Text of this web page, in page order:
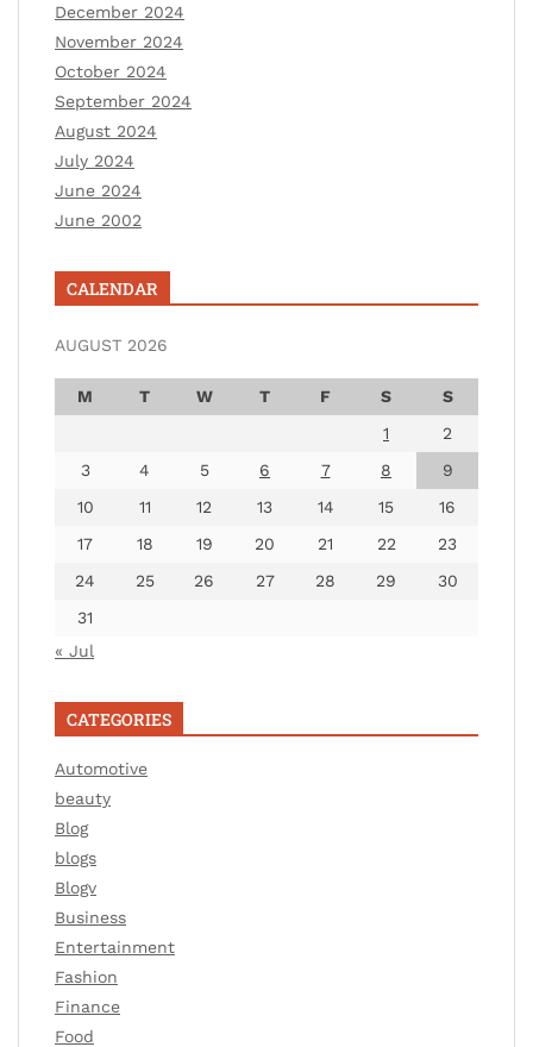
December 2024
November 2024
October 2024
September 2024
August 2024
July 2024
June 2024
June 2002
CALENDAR
AUGUST 2026
M T W T F S
S
1
2
3
4 5 6 7 8
9
10
11 12 13 14 15
16
17
18 19 20 21 22
23
24
25 26 27 28 29
30
31
« Jul
CATEGORIES
Automotive
beauty
Blog
blogs
Blogv
Business
Entertainment
Fashion
Finance
Food